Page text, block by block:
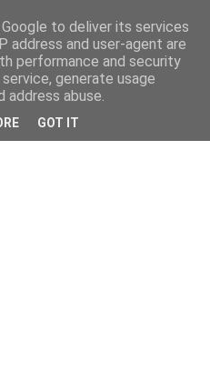
to deliver its services
address and user-agent are
performance and security
generate usage
abuse.
GOT IT